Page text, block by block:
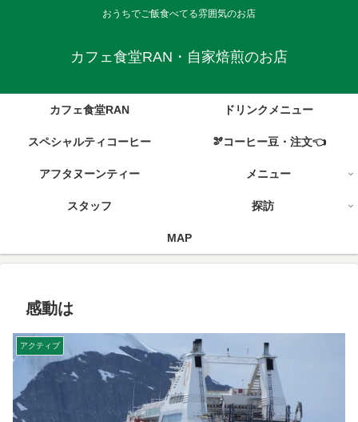
おうちでご飯食べてる雰囲気のお店
カフェ食堂RAN・自家焙煎のお店
カフェ食堂RAN ドリンクメニュー
スペシャルティコーヒー 🫘コーヒー豆・注文👈
アフタヌーンティー メニュー
スタッフ 探訪
MAP
感動は
アクティブ